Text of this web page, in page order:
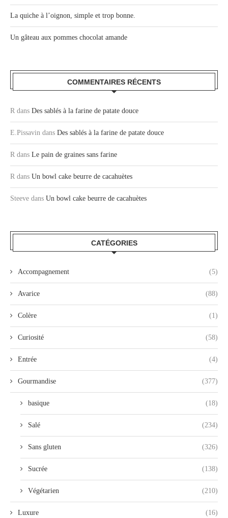
La quiche à l’oignon, simple et trop bonne.
Un gâteau aux pommes chocolat amande
COMMENTAIRES RÉCENTS
R dans Des sablés à la farine de patate douce
E.Pissavin dans Des sablés à la farine de patate douce
R dans Le pain de graines sans farine
R dans Un bowl cake beurre de cacahuètes
Steeve dans Un bowl cake beurre de cacahuètes
CATÉGORIES
Accompagnement (5)
Avarice (88)
Colère (1)
Curiosité (58)
Entrée (4)
Gourmandise (377)
basique (18)
Salé (234)
Sans gluten (326)
Sucrée (138)
Végétarien (210)
Luxure (16)